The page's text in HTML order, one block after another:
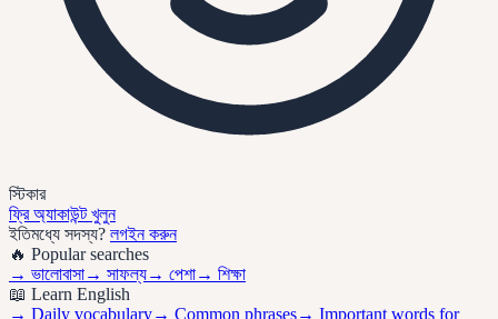
স্টিকার
ফ্রি অ্যাকাউন্ট খুলুন
ইতিমধ্যে সদস্য? লগইন করুন
🔥 Popular searches
→ ভালোবাসা→ সাফল্য→ পেশা→ শিক্ষা
📖 Learn English
→ Daily vocabulary→ Common phrases→ Important words for